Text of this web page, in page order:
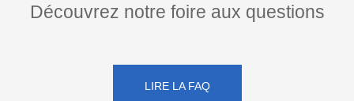
Découvrez notre foire aux questions
LIRE LA FAQ